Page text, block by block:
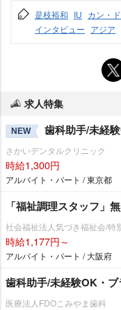
是枝裕和 IU カン・
インタビュー アジア
求人特集
NEW 歯科助手/未経
さかいデンタルクリニック
時給1,300円
アルバイト・パート / 東京都
「福祉調理スタッフ」
社会福祉法人気づき福祉会/特
時給1,177円～
アルバイト・パート / 大阪府
歯科助手/未経験OK・
医療法人FDOこみやま歯科